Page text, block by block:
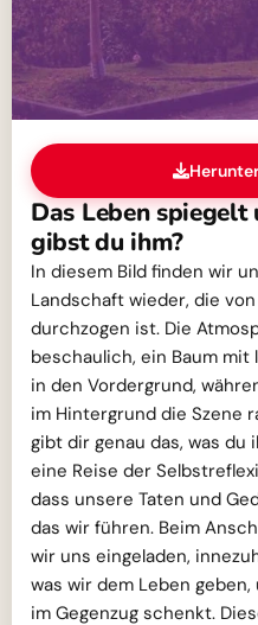
Das Leben
gibst du ihm?
In diesem Bild finden wir
Landschaft wieder, die
durchzogen ist. Die
beschaulich, ein Baum
in den Vordergrund,
im Hintergrund die Szene
gibt dir genau das, was
eine Reise der
dass unsere Taten und
das wir führen. Beim
wir uns eingeladen,
was wir dem Leben
im Gegenzug schenkt.